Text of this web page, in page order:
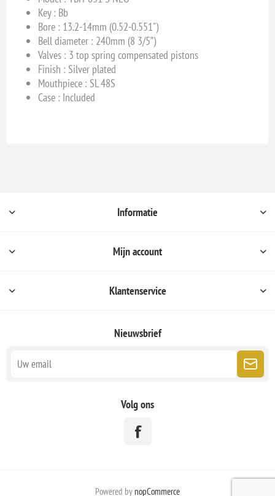
Key : Bb
Bore : 13.2-14mm (0.52-0.551")
Bell diameter : 240mm (8 3/5”)
Valves : 3 top spring compensated pistons
Finish : Silver plated
Mouthpiece : SL 48S
Case : Included
Informatie
Mijn account
Klantenservice
Nieuwsbrief
Volg ons
Powered by nopCommerce